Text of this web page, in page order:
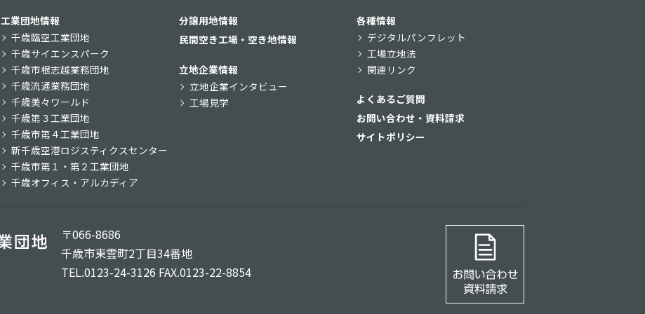
工業団地情報
千歳臨空工業団地
千歳サイエンスパーク
千歳市根志越業務団地
千歳流通業務団地
千歳美々ワールド
千歳第３工業団地
千歳市第４工業団地
新千歳空港ロジスティクスセンター
千歳市第１・第２工業団地
千歳オフィス・アルカディア
分譲用地情報
民間空き工場・空き地情報
立地企業情報
立地企業インタビュー
工場見学
各種情報
デジタルパンフレット
工場立地法
関連リンク
よくあるご質問
お問い合わせ・資料請求
サイトポリシー
〒066-8686
千歳市東雲町2丁目34番地
TEL.0123-24-3126 FAX.0123-22-8854